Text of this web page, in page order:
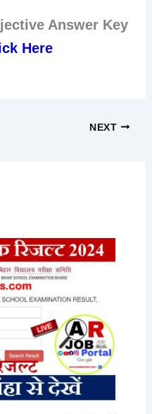
Answer Key
Here
NEXT